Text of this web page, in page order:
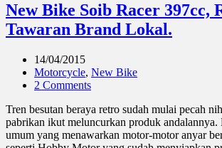
New Bike Soib Racer 397cc,
Tawaran Brand Lokal.
14/04/2015
Motorcycle, New Bike
2 Comments
Tren besutan beraya retro sudah mulai pecah
pabrikan ikut meluncurkan produk
umum yang menawarkan motor-motor anyar